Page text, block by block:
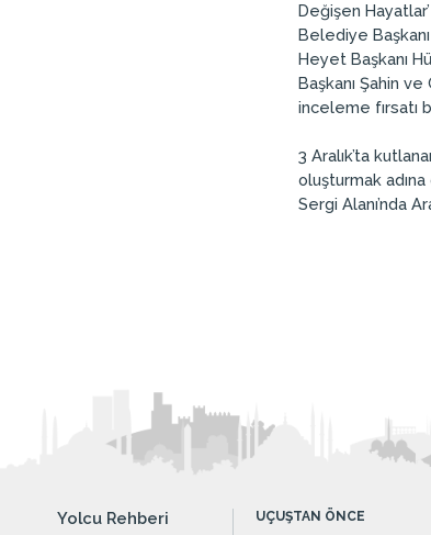
Değişen
Belediye
Heyet Başkanı
Başkanı Şahin
inceleme fırsatı
3 Aralık’ta
oluşturmak
Sergi Alanı’nda
Yolcu Rehberi
UÇUŞTAN ÖNCE